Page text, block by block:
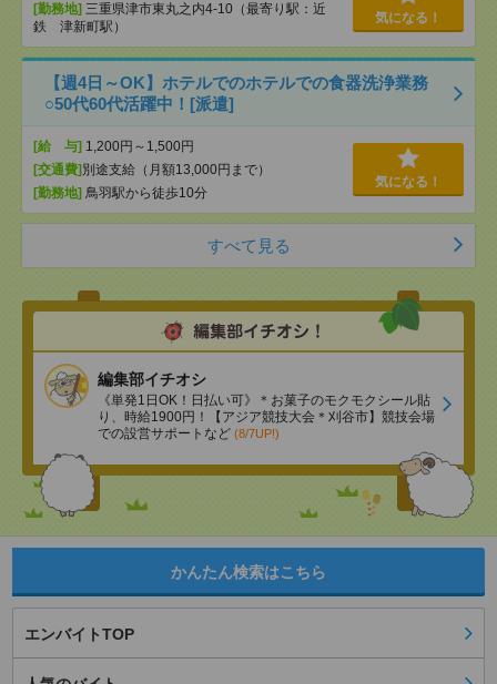
[勤務地] 三重県津市東丸之内4-10（最寄り駅：近
鉄 津新町駅）
気になる！
【週4日～OK】ホテルでのホテルでの食器洗浄業務
○50代60代活躍中！[派遣]
[給 与] 1,200円～1,500円
[交通費] 別途支給（月額13,000円まで）
[勤務地] 鳥羽駅から徒歩10分
気になる！
すべて見る
編集部イチオシ
《単発1日OK！日払い可》＊お菓子のモクモクシール貼
り、時給1900円！【アジア競技大会＊刈谷市】競技会場
での設営サポートなど (8/7UP!)
かんたん検索はこちら
エンバイトTOP